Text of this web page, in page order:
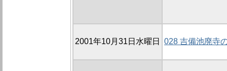
2001年10月31日水曜日 028 吉備池廃寺